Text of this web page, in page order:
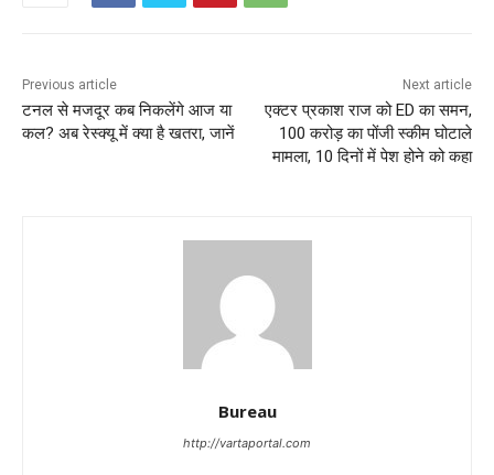
Previous article
टनल से मजदूर कब निकलेंगे आज या
कल? अब रेस्‍क्‍यू में क्‍या है खतरा, जानें
Next article
एक्टर प्रकाश राज को ED का समन,
100 करोड़ का पोंजी स्कीम घोटाले
मामला, 10 दिनों में पेश होने को कहा
Bureau
http://vartaportal.com